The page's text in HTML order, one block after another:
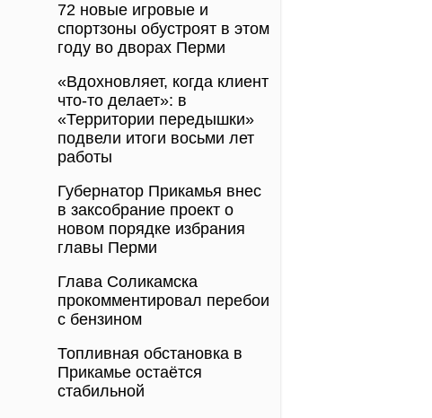
72 новые игровые и
спортзоны обустроят в этом
году во дворах Перми
«Вдохновляет, когда клиент
что-то делает»: в
«Территории передышки»
подвели итоги восьми лет
работы
Губернатор Прикамья внес
в заксобрание проект о
новом порядке избрания
главы Перми
Глава Соликамска
прокомментировал перебои
с бензином
Топливная обстановка в
Прикамье остаётся
стабильной